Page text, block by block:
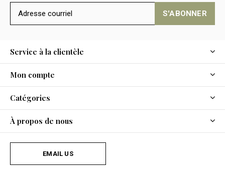
S'ABONNER
Service à la clientèle
Mon compte
Catégories
À propos de nous
EMAIL US